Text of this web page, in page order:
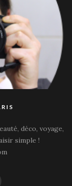
déco, voyage,
simple !